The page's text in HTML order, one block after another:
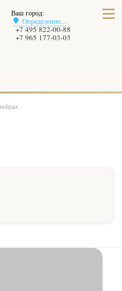
Ваш город:
Определение...
+7 495 822-00-88
+7 965 177-03-03